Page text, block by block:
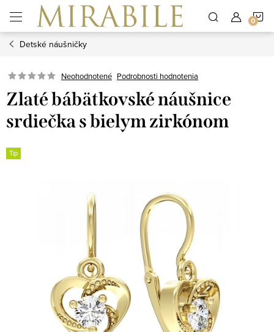
obsah
Detské náušničky
Neohodnotené Podrobnosti hodnotenia
Zlaté bábätkovské náušnice
srdiečka s bielym zirkónom
Tip